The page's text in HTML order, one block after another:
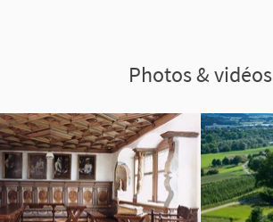
Photos & vidéos